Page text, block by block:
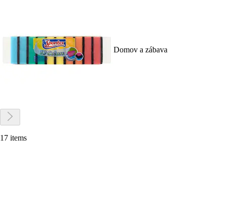
Domov a zábava
17 items